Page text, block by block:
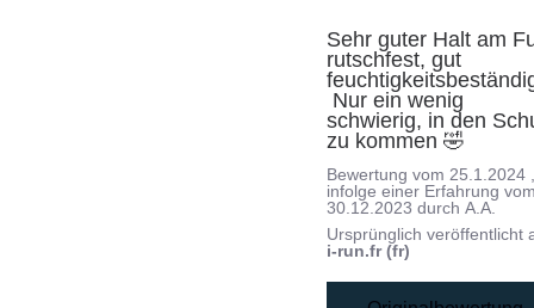
Sehr guter Halt am
rutschfest, gut
schwierig, in den
zu kommen 🤣
Bewertung vom25.1.2024
infolge einer Erfahrung
30.12.2023 durchA.A.
Ursprünglich veröffentlicht
i-run.fr (fr)